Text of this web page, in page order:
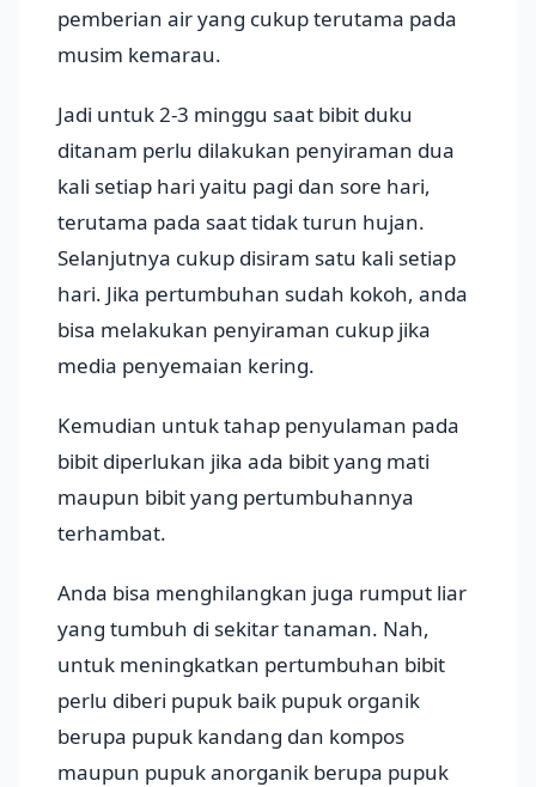
pemberian air yang cukup terutama pada
musim kemarau.
Jadi untuk 2-3 minggu saat bibit duku
ditanam perlu dilakukan penyiraman dua
kali setiap hari yaitu pagi dan sore hari,
terutama pada saat tidak turun hujan.
Selanjutnya cukup disiram satu kali setiap
hari. Jika pertumbuhan sudah kokoh, anda
bisa melakukan penyiraman cukup jika
media penyemaian kering.
Kemudian untuk tahap penyulaman pada
bibit diperlukan jika ada bibit yang mati
maupun bibit yang pertumbuhannya
terhambat.
Anda bisa menghilangkan juga rumput liar
yang tumbuh di sekitar tanaman. Nah,
untuk meningkatkan pertumbuhan bibit
perlu diberi pupuk baik pupuk organik
berupa pupuk kandang dan kompos
maupun pupuk anorganik berupa pupuk